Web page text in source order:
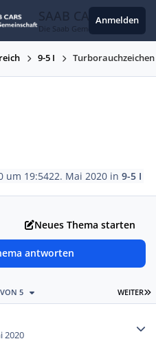
SAAB CARS
Die Saab Gemeinschaft
Anmelden
9-5 I Turborauchzeichen
um 19:5422. Mai 2020 in9-5 I
Neues Thema starten
antworten
WEITER
VON 5
2020